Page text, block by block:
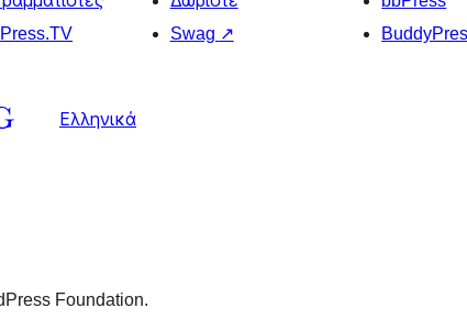
Swag ↗
Ελληνικά
Foundation.